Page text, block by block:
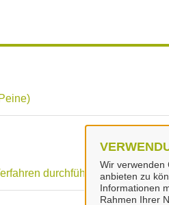
Wir verwenden
anbieten zu
Informationen
Rahmen Ihrer
durchführen lassen